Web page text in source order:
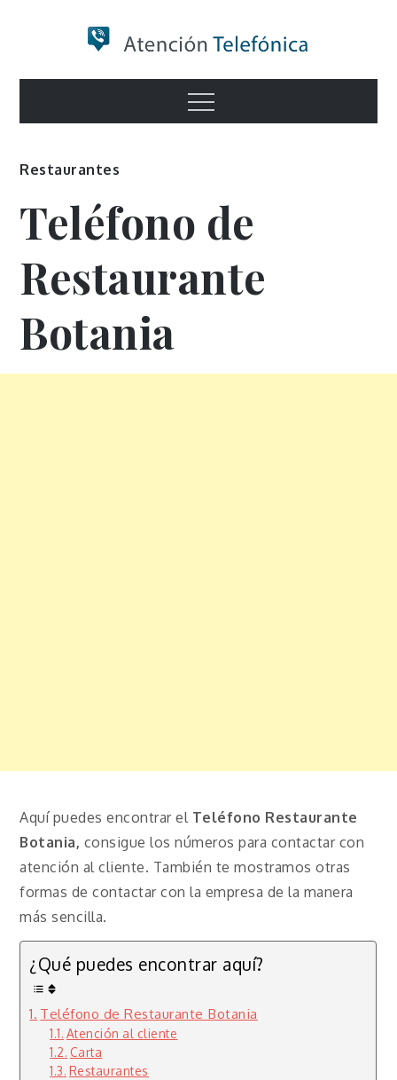
Numero de
Información
Menu
Restaurantes
Teléfono de
Restaurante
Botania
Aquí puedes encontrar el Teléfono Restaurante
Botania, consigue los números para contactar con
atención al cliente. También te mostramos otras
formas de contactar con la empresa de la manera
más sencilla.
¿Qué puedes encontrar aquí?
Teléfono de Restaurante Botania
Atención al cliente
Carta
Restaurantes